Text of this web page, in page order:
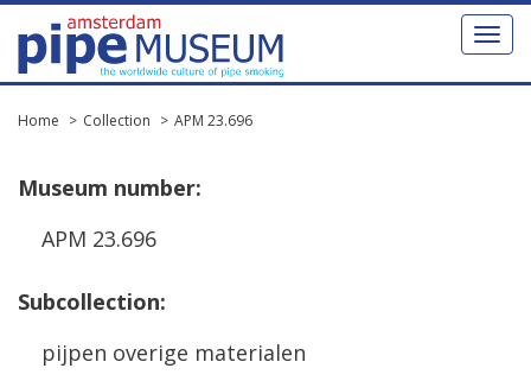
Toggle
Home Collection APM 23.696
Museum number:
APM 23.696
Subcollection:
pijpen overige materialen